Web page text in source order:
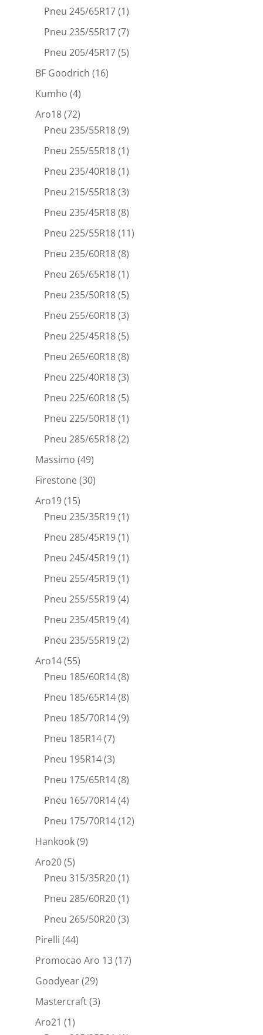
Pneu 245/65R17(1)
Pneu 235/55R17(7)
Pneu 205/45R17(5)
BF Goodrich (16)
Kumho (4)
Aro18(72)
Pneu 235/55R18(9)
Pneu 255/55R18(1)
Pneu 235/40R18(1)
Pneu 215/55R18(3)
Pneu 235/45R18(8)
Pneu 225/55R18(11)
Pneu 235/60R18(8)
Pneu 265/65R18(1)
Pneu 235/50R18(5)
Pneu 255/60R18(3)
Pneu 225/45R18(5)
Pneu 265/60R18(8)
Pneu 225/40R18(3)
Pneu 225/60R18(5)
Pneu 225/50R18(1)
Pneu 285/65R18(2)
Massimo (49)
Firestone(30)
Aro19(15)
Pneu 235/35R19(1)
Pneu 285/45R19(1)
Pneu 245/45R19(1)
Pneu 255/45R19(1)
Pneu 255/55R19(4)
Pneu 235/45R19(4)
Pneu 235/55R19(2)
Aro14(55)
Pneu 185/60R14(8)
Pneu 185/65R14(8)
Pneu 185/70R14(9)
Pneu 185R14(7)
Pneu 195R14(3)
Pneu 175/65R14(8)
Pneu 165/70R14(4)
Pneu 175/70R14(12)
Hankook(9)
Aro20(5)
Pneu 315/35R20(1)
Pneu 285/60R20(1)
Pneu 265/50R20(3)
Pirelli (44)
Promocao Aro 13(17)
Goodyear(29)
Mastercraft(3)
Aro21 (1)